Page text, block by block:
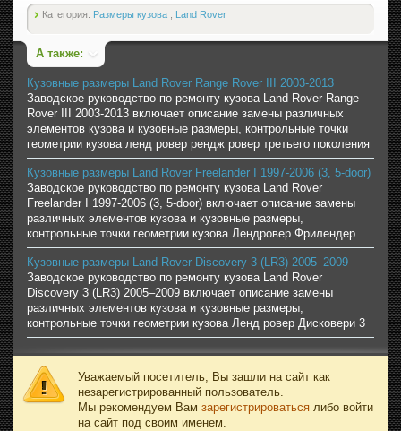
Категория: Размеры кузова , Land Rover
А также:
Кузовные размеры Land Rover Range Rover III 2003-2013
Заводское руководство по ремонту кузова Land Rover Range
Rover III 2003-2013 включает описание замены различных
элементов кузова и кузовные размеры, контрольные точки
геометрии кузова ленд ровер рендж ровер третьего поколения
Кузовные размеры Land Rover Freelander I 1997-2006 (3, 5-door)
Заводское руководство по ремонту кузова Land Rover
Freelander I 1997-2006 (3, 5-door) включает описание замены
различных элементов кузова и кузовные размеры,
контрольные точки геометрии кузова Лендровер Фрилендер
Кузовные размеры Land Rover Discovery 3 (LR3) 2005–2009
Заводское руководство по ремонту кузова Land Rover
Discovery 3 (LR3) 2005–2009 включает описание замены
различных элементов кузова и кузовные размеры,
контрольные точки геометрии кузова Ленд ровер Дисковери 3
Уважаемый посетитель, Вы зашли на сайт как
незарегистрированный пользователь.
Мы рекомендуем Вам зарегистрироваться либо войти
на сайт под своим именем.